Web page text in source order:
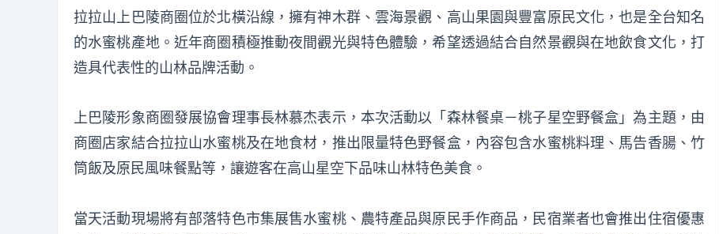
拉拉山上巴陵商圈位於北橫沿線，擁有神木群、雲海景觀、高山果園與豐富原民文化，也是全台知名
的水蜜桃產地。近年商圈積極推動夜間觀光與特色體驗，希望透過結合自然景觀與在地飲食文化，打
造具代表性的山林品牌活動。
上巴陵形象商圈發展協會理事長林慕杰表示，本次活動以「森林餐桌－桃子星空野餐盒」為主題，由
商圈店家結合拉拉山水蜜桃及在地食材，推出限量特色野餐盒，內容包含水蜜桃料理、馬告香腸、竹
筒飯及原民風味餐點等，讓遊客在高山星空下品味山林特色美食。
當天活動現場將有部落特色市集展售水蜜桃、農特產品與原民手作商品，民宿業者也會推出住宿優惠